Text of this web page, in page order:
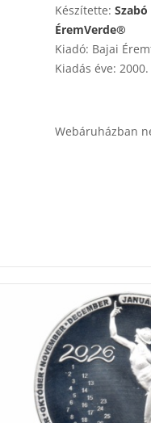
Készítette:
ÉremVerde®
Kiadó: Bajai
Kiadás éve: 2000.
Webáruházban